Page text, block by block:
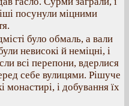
посунули міцними
було обмаль, а вали
невисокі й неміцні, і
всі перепони, вдерлися
себе вулицями. Рішуче
монастирі, і добування їх